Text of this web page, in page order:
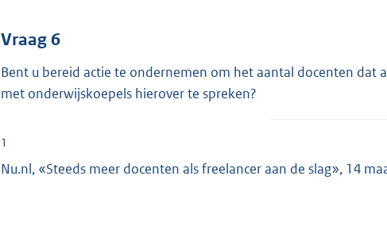
Vraag 6
Bent u bereid actie te ondernemen om het aantal docenten
met onderwijskoepels hierover te spreken?
1
Nu.nl, «Steeds meer docenten als freelancer aan de slag», 14